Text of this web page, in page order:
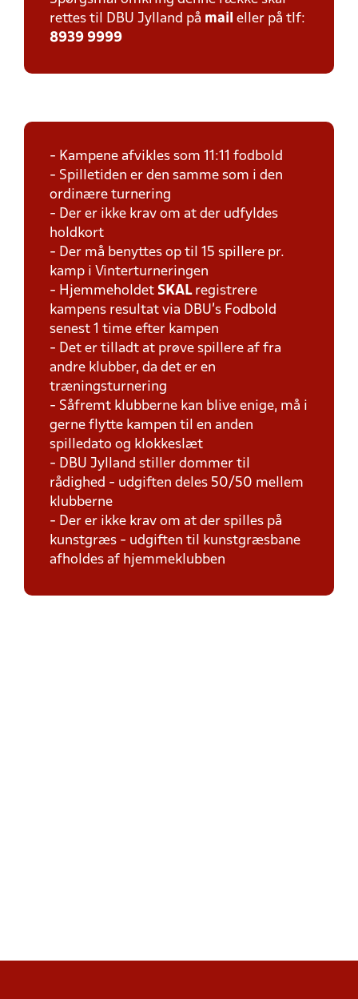
rettes til DBU Jylland på mail eller på tlf:
8939 9999
- Kampene afvikles som 11:11 fodbold
- Spilletiden er den samme som i den
ordinære turnering
- Der er ikke krav om at der udfyldes
holdkort
- Der må benyttes op til 15 spillere pr.
kamp i Vinterturneringen
- Hjemmeholdet SKAL registrere
kampens resultat via DBU's Fodbold
senest 1 time efter kampen
- Det er tilladt at prøve spillere af fra
andre klubber, da det er en
træningsturnering
- Såfremt klubberne kan blive enige, må i
gerne flytte kampen til en anden
spilledato og klokkeslæt
- DBU Jylland stiller dommer til
rådighed - udgiften deles 50/50 mellem
klubberne
- Der er ikke krav om at der spilles på
kunstgræs - udgiften til kunstgræsbane
afholdes af hjemmeklubben